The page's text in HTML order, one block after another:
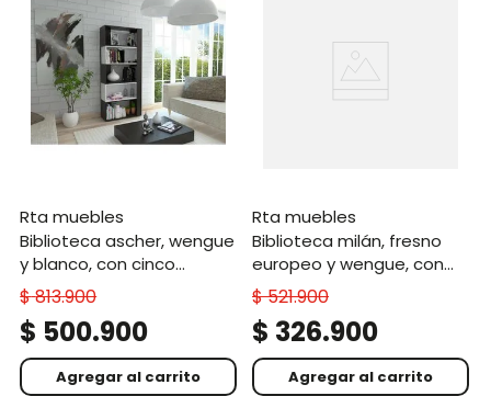
rta muebles
biblioteca ascher, wengue
y blanco, con cinco
entrepaños
$813.900
$ 500.900
Agregar al carrito
rta muebles
biblioteca milán, fresno
europeo y wengue, con
cinco entrepaños
$521.900
$ 326.900
Agregar al carrito